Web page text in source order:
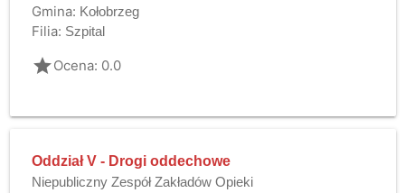
Gmina: Kołobrzeg
Filia: Szpital
gradeOcena: 0.0
Oddział V - Drogi oddechowe
Niepubliczny Zespół Zakładów Opieki